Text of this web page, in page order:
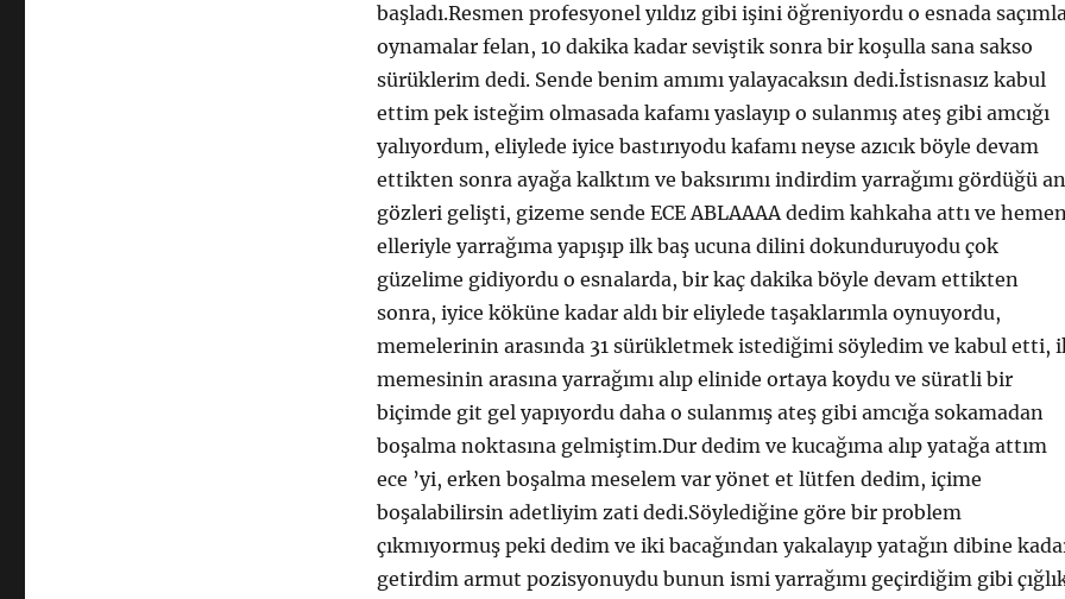
başladı.Resmen profesyonel yıldız gibi işini öğreniyordu o esnada
oynamalar felan, 10 dakika kadar seviştik sonra bir koşulla sana sakso
sürüklerim dedi. Sende benim amımı yalayacaksın dedi.İstisnasız kabul
ettim pek isteğim olmasada kafamı yaslayıp o sulanmış ateş gibi amcığı
yalıyordum, eliylede iyice bastırıyodu kafamı neyse azıcık böyle devam
ettikten sonra ayağa kalktım ve baksırımı indirdim yarrağımı gördüğü an
gözleri gelişti, gizeme sende ECE ABLAAAA dedim kahkaha attı ve
elleriyle yarrağıma yapışıp ilk baş ucuna dilini dokunduruyodu çok
güzelime gidiyordu o esnalarda, bir kaç dakika böyle devam ettikten
sonra, iyice köküne kadar aldı bir eliylede taşaklarımla oynuyordu,
memelerinin arasında 31 sürükletmek istediğimi söyledim ve kabul etti,
memesinin arasına yarrağımı alıp elinide ortaya koydu ve süratli bir
biçimde git gel yapıyordu daha o sulanmış ateş gibi amcığa sokamadan
boşalma noktasına gelmiştim.Dur dedim ve kucağıma alıp yatağa attım
ece ’yi, erken boşalma meselem var yönet et lütfen dedim, içime
boşalabilirsin adetliyim zati dedi.Söylediğine göre bir problem
çıkmıyormuş peki dedim ve iki bacağından yakalayıp yatağın dibine
getirdim armut pozisyonuydu bunun ismi yarrağımı geçirdiğim gibi